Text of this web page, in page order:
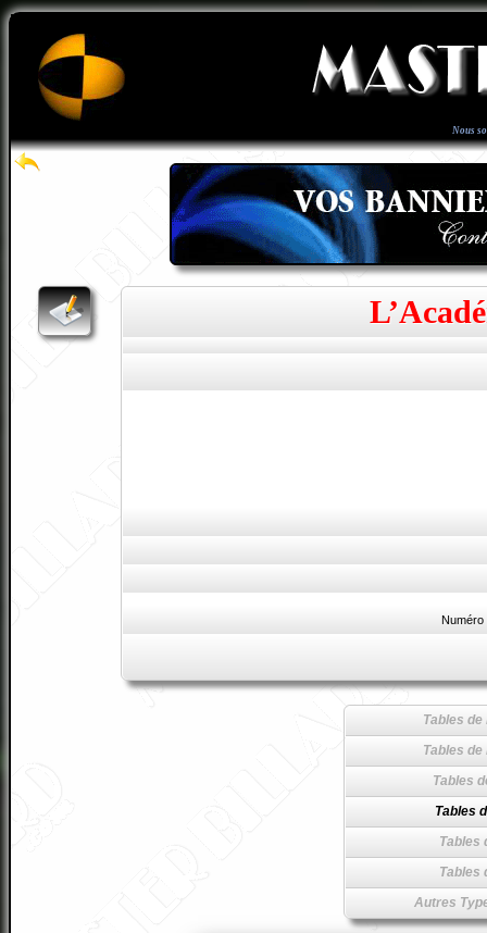
Nous
Numéro
Tables
Tables
Tables
Tables
Tables
Tables
Autres